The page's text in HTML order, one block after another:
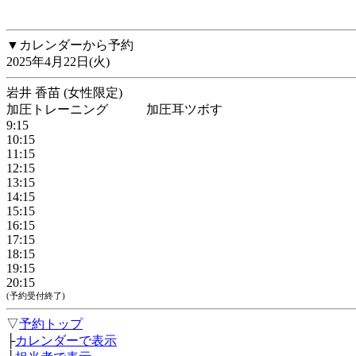
▼カレンダーから予約
2025年4月22日(火)
岩井 香苗 (女性限定)
加圧トレーニング 加圧耳ツボす
9:15
10:15
11:15
12:15
13:15
14:15
15:15
16:15
17:15
18:15
19:15
20:15
(予約受付終了)
▽予約トップ
├カレンダーで表示